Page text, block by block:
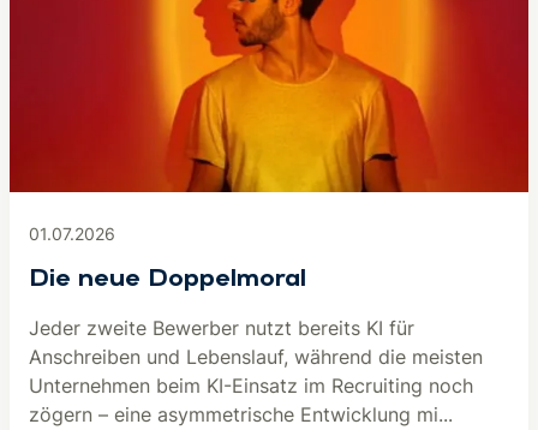
01.07.2026
Die neue Doppelmoral
Jeder zweite Bewerber nutzt bereits KI für
Anschreiben und Lebenslauf, während die meisten
Unternehmen beim KI-Einsatz im Recruiting noch
zögern – eine asymmetrische Entwicklung mi...